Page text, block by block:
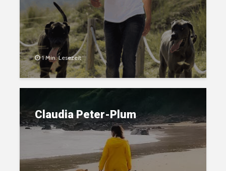
1 Min. Lesezeit
Claudia Peter-Plum